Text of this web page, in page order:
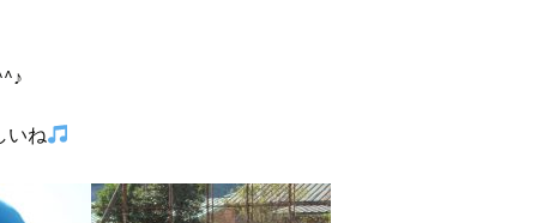
いね